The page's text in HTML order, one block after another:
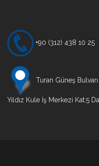
+90 (312) 438 10 25
Turan Güneş
Yıldız Kule İş Merkezi Kat:5